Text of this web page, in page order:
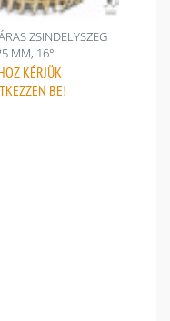
ZSINDELYSZEG
MM, 16°
KÉRJÜK
BE!